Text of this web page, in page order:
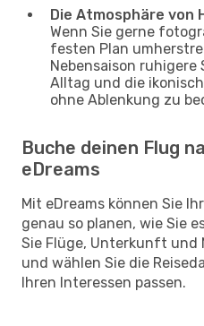
Die Atmosphäre von
Wenn Sie gerne
festen Plan
Nebensaison
Alltag und die
ohne Ablenkung zu
Buche deinen Flug
eDreams
Mit eDreams können Sie
genau so planen, wie Sie
Sie Flüge, Unterkunft und
und wählen Sie die
Ihren Interessen passen.